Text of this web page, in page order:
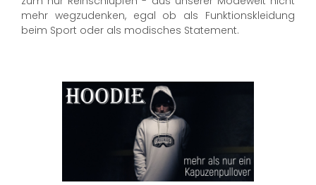
mehr wegzudenken, egal ob als Funktionskleidung
beim Sport oder als modisches Statement.